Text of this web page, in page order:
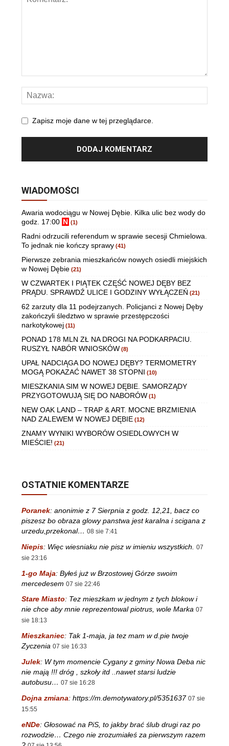
Zapisz moje dane w tej przeglądarce.
WIADOMOŚCI
Awaria wodociągu w Nowej Dębie. Kilka ulic bez wody do
godz. 17:00 N (1)
Radni odrzucili referendum w sprawie secesji Chmielowa.
To jednak nie kończy sprawy (41)
Pierwsze zebrania mieszkańców nowych osiedli miejskich
w Nowej Dębie (21)
W CZWARTEK I PIĄTEK CZĘŚĆ NOWEJ DĘBY BEZ
PRĄDU. SPRAWDŹ ULICE I GODZINY WYŁĄCZEŃ (21)
62 zarzuty dla 11 podejrzanych. Policjanci z Nowej Dęby
zakończyli śledztwo w sprawie przestępczości
narkotykowej (11)
PONAD 178 MLN ZŁ NA DROGI NA PODKARPACIU.
RUSZYŁ NABÓR WNIOSKÓW (8)
UPAŁ NADCIĄGA DO NOWEJ DĘBY? TERMOMETRY
MOGĄ POKAZAĆ NAWET 38 STOPNI (10)
MIESZKANIA SIM W NOWEJ DĘBIE. SAMORZĄDY
PRZYGOTOWUJĄ SIĘ DO NABORÓW (1)
NEW OAK LAND – TRAP & ART. MOCNE BRZMIENIA
NAD ZALEWEM W NOWEJ DĘBIE (12)
ZNAMY WYNIKI WYBORÓW OSIEDLOWYCH W
MIEŚCIE! (21)
OSTATNIE KOMENTARZE
Poranek: anonimie z 7 Sierpnia z godz. 12,21, bacz co
piszesz bo obraza glowy panstwa jest karalna i scigana z
urzedu,przekonal… 08 sie 7:41
Niepis: Więc wiesniaku nie pisz w imieniu wszystkich.
07
sie 23:16
1-go Maja: Byłeś już w Brzostowej Górze swoim
mercedesem 07 sie 22:46
Stare Miasto: Tez mieszkam w jednym z tych blokow i
nie chce aby mnie reprezentowal piotrus, wole Marka 07
sie 18:13
Mieszkaniec: Tak 1-maja, ja tez mam w d.pie twoje
Zyczenia 07 sie 16:33
Julek: W tym momencie Cygany z gminy Nowa Deba nic
nie mają !!! dróg , szkoły itd ..nawet starsi ludzie
autobusu… 07 sie 16:28
Dojna zmiana: https://m.demotywatory.pl/5351637 07 sie
15:55
eNDe: Głosować na PiS, to jakby brać ślub drugi raz po
rozwodzie… Czego nie zrozumiałeś za pierwszym razem